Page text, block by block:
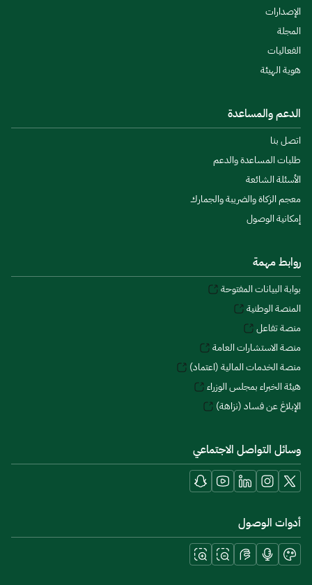
الإصدارات
المجلة
الفعاليات
هوية الهيئة
الدعم والمساعدة
اتصل بنا
طلبات المساعدة والدعم
الأسئلة الشائعة
معجم الزكاة والضريبة والجمارك
إمكانية الوصول
روابط مهمة
بوابة البيانات المفتوحة
المنصة الوطنية
منصة تفاعل
منصة الاستشارات العامة
منصة الخدمات المالية (اعتماد)
هيئة الخبراء بمجلس الوزراء
الإبلاغ عن فساد (نزاهة)
وسائل التواصل الاجتماعي
أدوات الوصول